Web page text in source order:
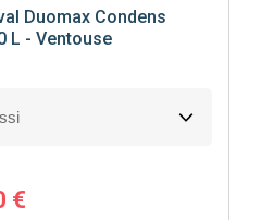
Duomax Condens
L - Ventouse
€